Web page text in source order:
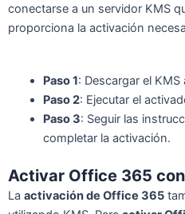
conectarse a un servidor KMS
proporciona la activación
Paso 1: Descargar el
Paso 2: Ejecutar el
Paso 3: Seguir las
completar la activación.
Activar Office 365
La activación de Office 365